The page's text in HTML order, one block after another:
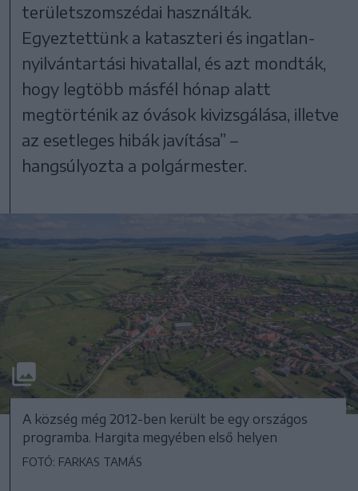
területszomszédai használták.
Egyeztettünk a kataszteri és ingatlan-
nyilvántartási hivatallal, és azt mondták,
hogy legtöbb másfél hónap alatt
megtörténik az óvások kivizsgálása, illetve
az esetleges hibák javítása” –
hangsúlyozta a polgármester.
A község még 2012-ben került be egy országos
programba. Hargita megyében első helyen
FOTÓ: FARKAS TAMÁS